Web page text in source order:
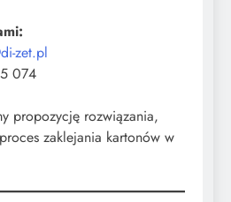
zet.pl
074
propozycję rozwiązania,
zaklejania kartonów w